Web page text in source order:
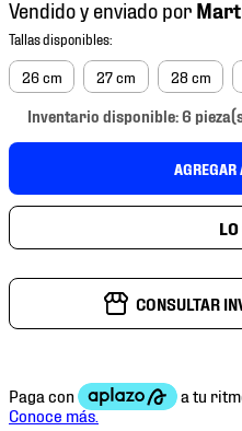
Vendido y enviado por
26 cm 27 cm 28 cm
Inventario disponible: 6
AGREGAR
CONSULTAR
3.
tenis
4.
tenis futbol
5.
jersey
8.
chivas
9.
tenis niño
10. tenis nike